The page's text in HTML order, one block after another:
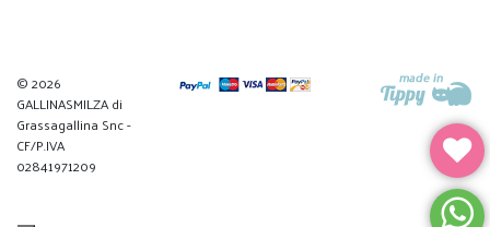
© 2026
GALLINASMILZA di
Grassagallina Snc -
CF/P.IVA
02841971209